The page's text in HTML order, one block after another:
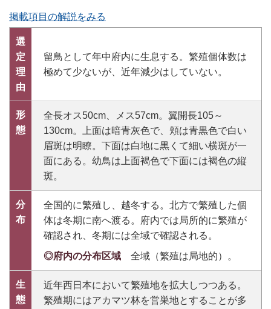
掲載項目の解説をみる
選
定
理
由
留鳥として年中府内に生息する。繁殖個体数は
極めて少ないが、近年減少はしていない。
形
態
全長オス50cm、メス57cm。翼開長105～
130cm。上面は暗青灰色で、頬は青黒色で白い
眉斑は明瞭。下面は白地に黒くて細い横斑が一
面にある。幼鳥は上面褐色で下面には褐色の縦
斑。
分
布
全国的に繁殖し、越冬する。北方で繁殖した個
体は冬期に南へ渡る。府内では局所的に繁殖が
確認され、冬期には全域で確認される。
◎府内の分布区域 全域（繁殖は局地的）。
生
態
近年西日本において繁殖地を拡大しつつある。
繁殖期にはアカマツ林を営巣地とすることが多